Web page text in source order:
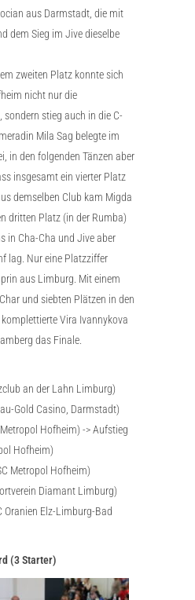
aus Darmstadt, die mit
dem Sieg im Jive dieselbe
zweiten Platz konnte sich
nicht nur die
sondern stieg auch in die C-
Mila Sag belegte im
in den folgenden Tänzen aber
insgesamt ein vierter Platz
demselben Club kam Migda
dritten Platz (in der Rumba)
in Cha-Cha und Jive aber
lag. Nur eine Platzziffer
aus Limburg. Mit einem
und siebten Plätzen in den
Vira Ivannykova
das Finale.
an der Lahn Limburg)
Gold Casino, Darmstadt)
Hofheim) -> Aufstieg
Hofheim)
Metropol Hofheim)
Diamant Limburg)
Oranien Elz-Limburg-Bad
(3 Starter)